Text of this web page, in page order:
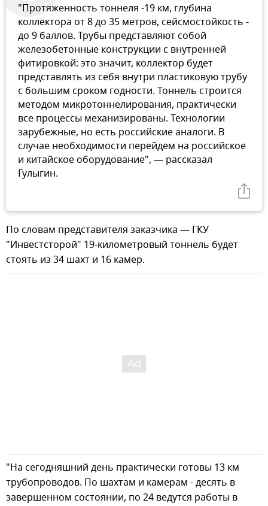
"Протяженность тоннеля -19 км, глубина
коллектора от 8 до 35 метров, сейсмостойкость -
до 9 баллов. Трубы представляют собой
железобетонные конструкции с внутренней
фитировкой: это значит, коллектор будет
представлять из себя внутри пластиковую трубу
с большим сроком годности. Тоннель строится
методом микротоннелирования, практически
все процессы механизированы. Технологии
зарубежные, но есть российские аналоги. В
случае необходимости перейдем на российское
и китайское оборудование", — рассказал
Гулыгин.
По словам представителя заказчика — ГКУ
"Инвестсторой" 19-километровый тоннель будет
стоять из 34 шахт и 16 камер.
"На сегодняшний день практически готовы 13 км
трубопроводов. По шахтам и камерам - десять в
завершенном состоянии, по 24 ведутся работы в